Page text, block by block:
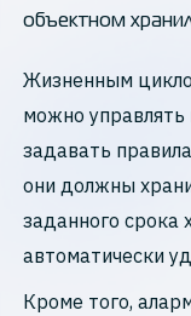
объектном
Жизненным
можно
задавать
они должны
заданного срока
автоматически
Кроме того,